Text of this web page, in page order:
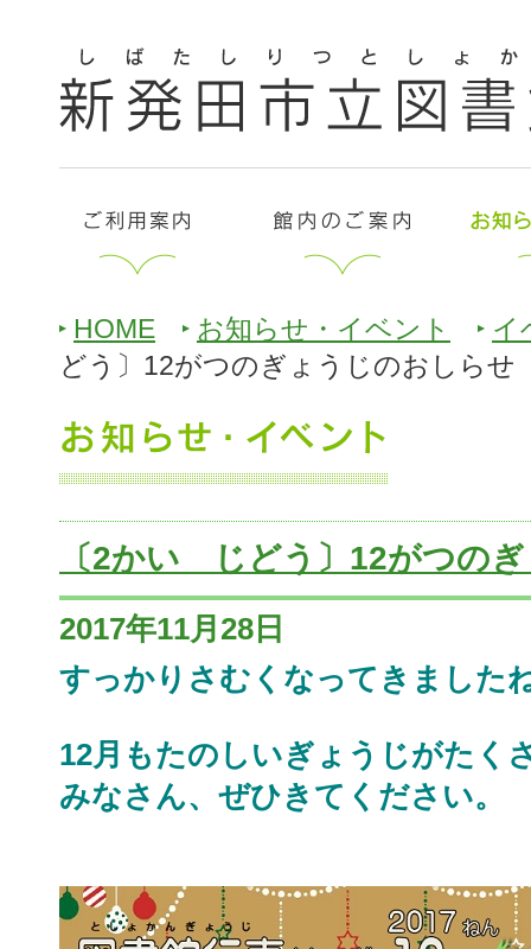
HOME お知らせ・イベント
イ
どう〕12がつのぎょうじのおしらせ
〔2かい じどう〕12がつの
2017年11月28日
すっかりさむくなってきました
12月もたのしいぎょうじがたく
みなさん、ぜひきてください。